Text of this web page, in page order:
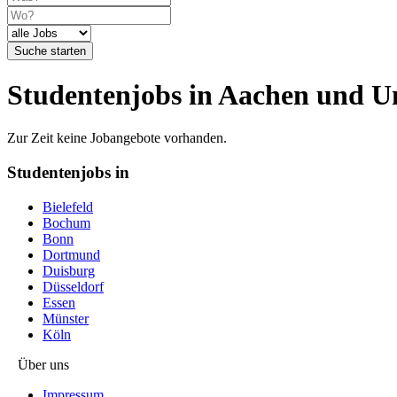
Suche starten
Studentenjobs in Aachen und
Zur Zeit keine Jobangebote vorhanden.
Studentenjobs in
Bielefeld
Bochum
Bonn
Dortmund
Duisburg
Düsseldorf
Essen
Münster
Köln
Über uns